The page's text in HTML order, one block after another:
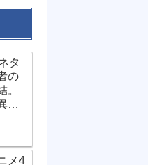
タ
の
。
変
メ4